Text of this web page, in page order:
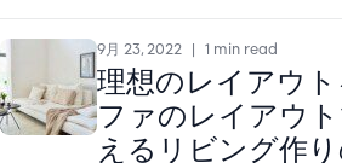
9月 23, 2022 1 min read
理想のレイアウト
ファのレイアウ
えるリビング作